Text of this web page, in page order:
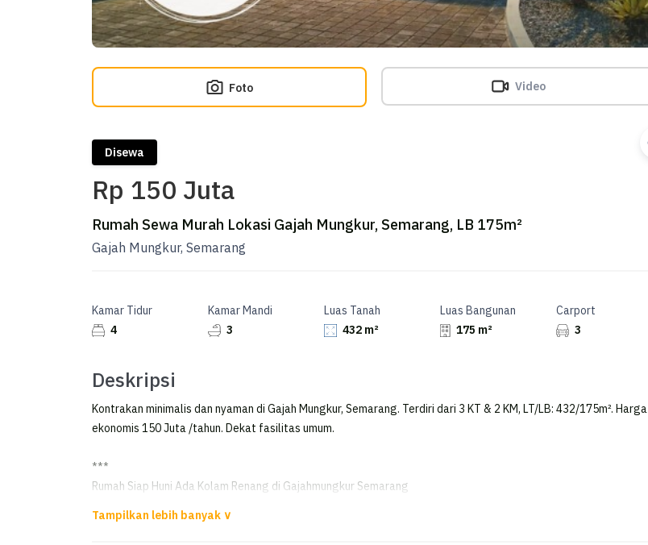
Foto Video
Disewa
Rp 150 Juta
Rumah Sewa Murah Lokasi Gajah Mungkur, Semarang, LB 175m²
Gajah Mungkur, Semarang
Kamar Tidur
4
Kamar Mandi
3
Luas Tanah
432 m²
Luas Bangunan
175 m²
Carport
3
Deskripsi
Kontrakan minimalis dan nyaman di Gajah Mungkur, Semarang. Terdiri dari 3 KT & 2 KM, LT/LB: 432/175m². Harga
ekonomis 150 Juta /tahun. Dekat fasilitas umum.
***
Rumah Siap Huni Ada Kolam Renang di Gajahmungkur Semarang
Disewakan Rumah siap huni